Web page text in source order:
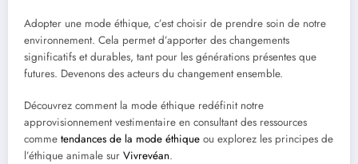
Adopter une mode éthique, c’est choisir de prendre soin de notre
environnement. Cela permet d’apporter des changements
significatifs et durables, tant pour les générations présentes que
futures. Devenons des acteurs du changement ensemble.
Découvrez comment la mode éthique redéfinit notre
approvisionnement vestimentaire en consultant des ressources
comme tendances de la mode éthique ou explorez les principes de
l’éthique animale sur Vivrevéan.